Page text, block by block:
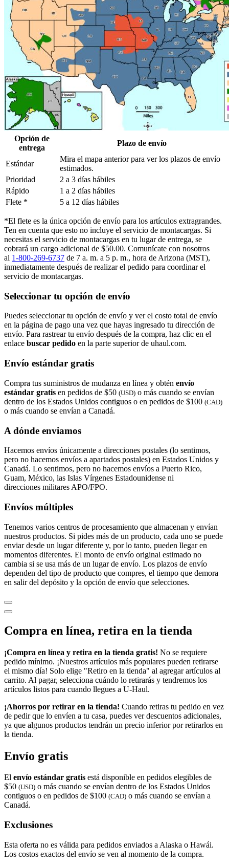
Opción de
entrega
Plazo de envío
Estándar
Mira el mapa anterior para ver los plazos de envío
estimados.
Prioridad
2 a 3 días hábiles
Rápido
1 a 2 días hábiles
Flete *
5 a 12 días hábiles
*El flete es la única opción de envío para los artículos extragrandes.
Ten en cuenta que esto no incluye el servicio de montacargas. Si
necesitas el servicio de montacargas en tu lugar de entrega, se
cobrará un cargo adicional de $50.00. Comunícate con nosotros
al 1-800-269-6737 de 7 a. m. a 5 p. m., hora de Arizona (MST),
inmediatamente después de realizar el pedido para coordinar el
servicio de montacargas.
Seleccionar tu opción de envío
Puedes seleccionar tu opción de envío y ver el costo total de envío
en la página de pago una vez que hayas ingresado tu dirección de
envío. Para rastrear tu envío después de la compra, haz clic en el
enlace buscar pedido​​​​​​​ en la parte superior de uhaul.com.
Envío estándar gratis
Compra tus suministros de mudanza en línea y obtén envío
estándar gratis en pedidos de $50 (USD) o más cuando se envían
dentro de los Estados Unidos contiguos o en pedidos de $100 (CAD)
o más cuando se envían a Canadá.
A dónde enviamos
Hacemos envíos únicamente a direcciones postales (lo sentimos,
pero no hacemos envíos a apartados postales) en Estados Unidos y
Canadá. Lo sentimos, pero no hacemos envíos a Puerto Rico,
Guam, México, las Islas Vírgenes Estadounidense ni
direcciones militares APO/FPO.
Envíos múltiples
Tenemos varios centros de procesamiento que almacenan y envían
nuestros productos. Si pides más de un producto, cada uno se puede
enviar desde un lugar diferente y, por lo tanto, pueden llegar en
momentos diferentes. El monto de envío original estimado no
cambia si se usa más de un lugar de envío. Los plazos de envío
dependen del tipo de producto que compres, el tiempo que demora
en salir del depósito y la opción de envío que selecciones.
Compra en línea, retira en la tienda
¡Compra en línea y retira en la tienda gratis! No se requiere
pedido mínimo. ¡Nuestros artículos más populares pueden retirarse
el mismo día! Solo elige "Retiro en la tienda" al agregar artículos al
carrito. Al pagar, selecciona cuándo lo retirarás y tendremos los
artículos listos para cuando llegues a U-Haul.
¡Ahorros por retirar en la tienda! Cuando retiras tu pedido en vez
de pedir que lo envíen a tu casa, puedes ver descuentos adicionales,
ya que algunos productos tendrán un precio inferior por retirarlos en
la tienda.
Envío gratis
El envío estándar gratis está disponible en pedidos elegibles de
$50 (USD) o más cuando se envían dentro de los Estados Unidos
contiguos o en pedidos de $100 (CAD) o más cuando se envían a
Canadá.
Exclusiones
Esta oferta no es válida para pedidos enviados a Alaska o Hawái.
Los costos exactos del envío se ven al momento de la compra.